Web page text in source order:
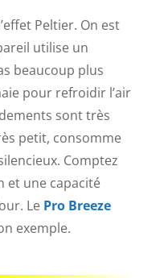
Peltier. On est
utilise un
beaucoup plus
pour refroidir l’air
sont très
petit, consomme
Comptez
et une capacité
Le Pro Breeze
exemple.